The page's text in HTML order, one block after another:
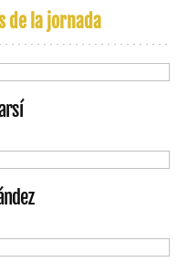
de la jornada